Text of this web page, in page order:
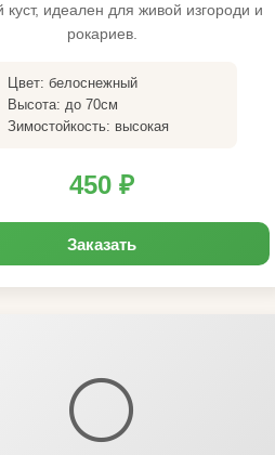
куст, идеален для живой изгороди и
рокариев.
Цвет: белоснежный
Высота: до 70см
Зимостойкость: высокая
450 ₽
Заказать
⚪